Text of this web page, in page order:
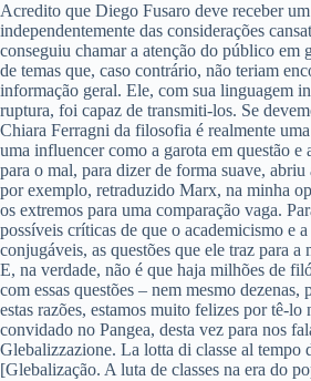
Acredito que Diego Fusaro deve receber
independentemente das considerações
conseguiu chamar a atenção do público em
de temas que, caso contrário, não teriam
informação geral. Ele, com sua linguagem
ruptura, foi capaz de transmiti-los. Se
Chiara Ferragni da filosofia é realmente
uma influencer como a garota em questão e
para o mal, para dizer de forma suave,
por exemplo, retraduzido Marx, na minha
os extremos para uma comparação vaga.
possíveis críticas de que o academicismo e
conjugáveis, as questões que ele traz para a
E, na verdade, não é que haja milhões de
com essas questões – nem mesmo dezenas,
estas razões, estamos muito felizes por tê-lo
convidado no Pangea, desta vez para nos
Glebalizzazione. La lotta di classe al tempo
[Glebalização. A luta de classes na era do